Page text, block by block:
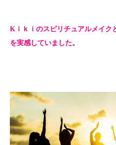
Kｉｋｉのスピリチュアルメイク
を実感していました。